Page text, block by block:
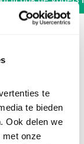
te
te bieden
Ook delen we
met onze